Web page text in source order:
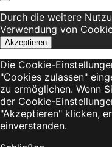
Durch die weitere
Verwendung von
Akzeptieren
Die Cookie-
"Cookies zulassen"
zu ermöglichen. Wenn
der Cookie-
"Akzeptieren" klicken,
einverstanden.